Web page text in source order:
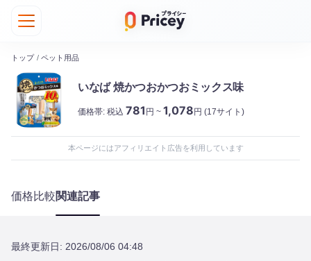
トップ / ペット用品
いなば 焼かつおかつおミックス味
価格帯: 税込 781 円 ~ 1,078 円 (17サイト)
本ページにはアフィリエイト広告を利用しています
価格比較関連記事
最終更新日: 2026/08/06 04:48